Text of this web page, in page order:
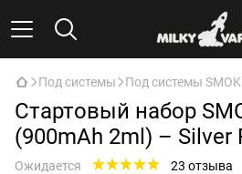
Под системы Под системы SMOK
Стартовый набор
(900mAh 2ml) – Silver
Ожидается 23 отзыва